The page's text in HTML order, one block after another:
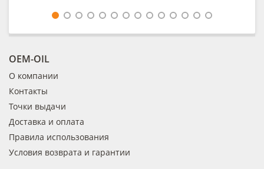
OEM-OIL
О компании
Контакты
Точки выдачи
Доставка и оплата
Правила использования
Условия возврата и гарантии